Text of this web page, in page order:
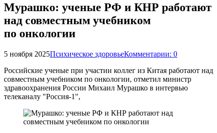
Мурашко: ученые РФ и КНР работают
над совместным учебником
по онкологии
5 ноября 2025Психическое здоровьеКомментарии: 0
Российские ученые при участии коллег из Китая работают над
совместным учебником по онкологии, отметил министр
здравоохранения России Михаил Мурашко в интервью
телеканалу "Россия-1",